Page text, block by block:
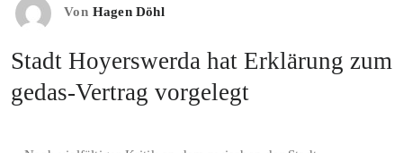
Von Hagen Döhl
Stadt Hoyerswerda hat Erklärung zum
gedas-Vertrag vorgelegt